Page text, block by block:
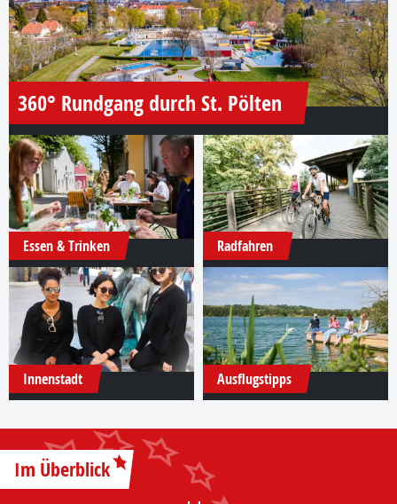
360° Rundgang durch St. Pölten
Essen & Trinken Radfahren
Innenstadt Ausflugstipps
Im Überblick